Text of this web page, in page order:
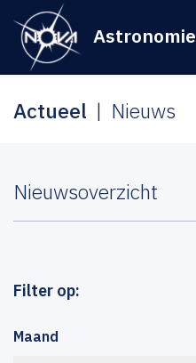
Astronomie
Actueel Nieuws
Nieuwsoverzicht
Filter op:
Maand